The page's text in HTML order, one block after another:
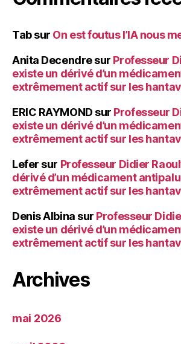
Tabsur On est foutus l’IA nous
Anita Decendresur Professeur
existe un dérivé d’un
extrêmement actif sur les
ERIC RAYMOND sur Professeur
existe un dérivé d’un
extrêmement actif sur les
Lefer sur Professeur Didier
dérivé d’un médicament
extrêmement actif sur les
Denis Albina sur Professeur
existe un dérivé d’un
extrêmement actif sur les
Archives
mai 2026